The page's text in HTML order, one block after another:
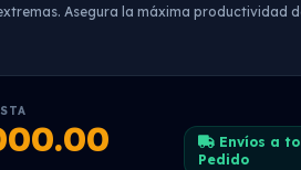
Asegura la máxima productividad
Envíos a
Pedido